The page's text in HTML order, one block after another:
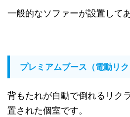
一般的なソファーが設置して
プレミアムブース（電動リク
背もたれが自動で倒れるリク
置された個室です。